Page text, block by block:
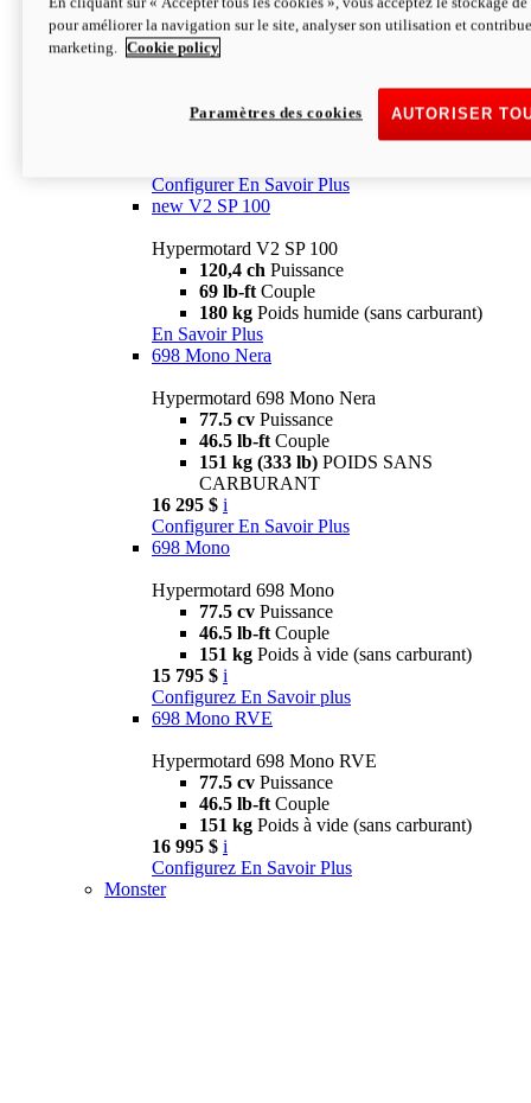
Configurer En Savoir Plus
newV2 SP
69 lb-ftCouple
Poids humide (sans carburant)
Configurer En Savoir Plus
new V2 SP 100
Hypermotard V2 SP 100
120,4 ch Puissance
69 lb-ft Couple
180 kg Poids humide (sans carburant)
En Savoir Plus
698 Mono Nera
Hypermotard 698 Mono Nera
77.5 cv Puissance
46.5 lb-ft Couple
151 kg (333 lb) POIDS SANS
CARBURANT
16 295 $ i
Configurer En Savoir Plus
698 Mono
Hypermotard 698 Mono
77.5 cv Puissance
46.5 lb-ft Couple
151 kg Poids à vide (sans carburant)
15 795 $ i
Configurez En Savoir plus
698 Mono RVE
Hypermotard 698 Mono RVE
77.5 cv Puissance
46.5 lb-ft Couple
151 kg Poids à vide (sans carburant)
16 995 $ i
Configurez En Savoir Plus
Monster
pour améliorer la navigation sur le site, analyser son utilisation et
marketing.
Cookie policy
AUTORISER
Paramètres des cookies